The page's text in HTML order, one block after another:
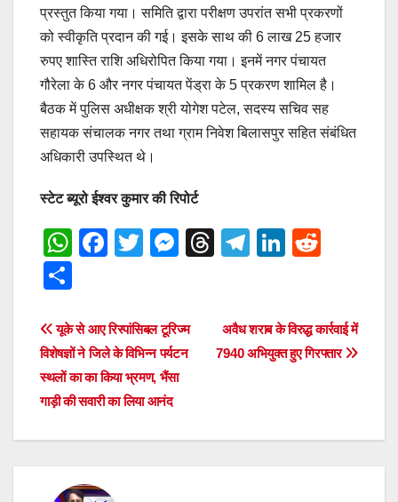
प्रस्तुत किया गया। समिति द्वारा परीक्षण उपरांत सभी प्रकरणों
को स्वीकृति प्रदान की गई। इसके साथ की 6 लाख 25 हजार
रुपए शास्ति राशि अधिरोपित किया गया। इनमें नगर पंचायत
गौरेला के 6 और नगर पंचायत पेंड्रा के 5 प्रकरण शामिल है।
बैठक में पुलिस अधीक्षक श्री योगेश पटेल, सदस्य सचिव सह
सहायक संचालक नगर तथा ग्राम निवेश बिलासपुर सहित संबंधित
अधिकारी उपस्थित थे।
स्टेट ब्यूरो ईश्वर कुमार की रिपोर्ट
W
s
A
p
p
F
e
b
o
o
k
T
er
M
e
n
g
T
a
d
T
gr
a
Li
e
dI
di
t
ar
e
Post
navigation
अवैध शराब के विरुद्ध कार्रवाई में
7940 अभियुक्त हुए गिरफ्तार
यूके से आए रिस्पांसिबल टूरिज्म
विशेषज्ञों ने जिले के विभिन्न पर्यटन
स्थलों का का किया भ्रमण, भैंसा
गाड़ी की सवारी का लिया आनंद